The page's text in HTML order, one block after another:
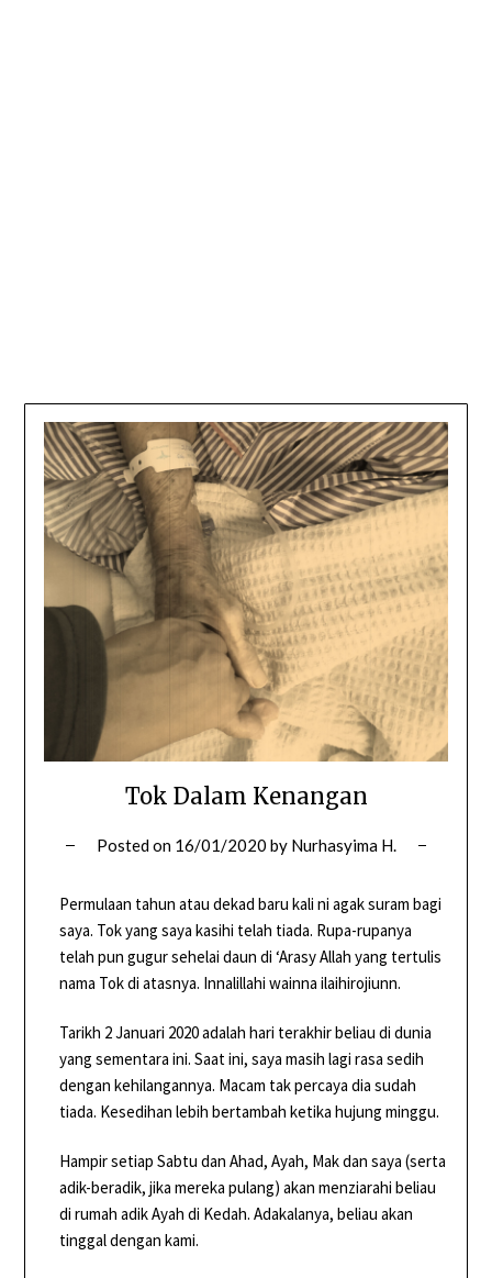
Tok Dalam Kenangan
Posted on 16/01/2020 by Nurhasyima H.
Permulaan tahun atau dekad baru kali ni agak suram bagi
saya. Tok yang saya kasihi telah tiada. Rupa-rupanya
telah pun gugur sehelai daun di ‘Arasy Allah yang tertulis
nama Tok di atasnya. Innalillahi wainna ilaihirojiunn.
Tarikh 2 Januari 2020 adalah hari terakhir beliau di dunia
yang sementara ini. Saat ini, saya masih lagi rasa sedih
dengan kehilangannya. Macam tak percaya dia sudah
tiada. Kesedihan lebih bertambah ketika hujung minggu.
Hampir setiap Sabtu dan Ahad, Ayah, Mak dan saya (serta
adik-beradik, jika mereka pulang) akan menziarahi beliau
di rumah adik Ayah di Kedah. Adakalanya, beliau akan
tinggal dengan kami.